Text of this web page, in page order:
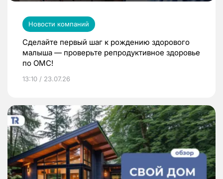
Новости компаний
Сделайте первый шаг к рождению здорового
малыша — проверьте репродуктивное здоровье
по ОМС!
13:10 / 23.07.26